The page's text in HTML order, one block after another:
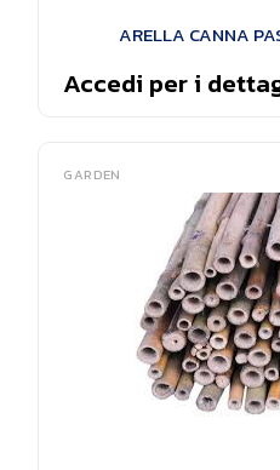
ARELLA CANNA
Accedi per i
GARDEN